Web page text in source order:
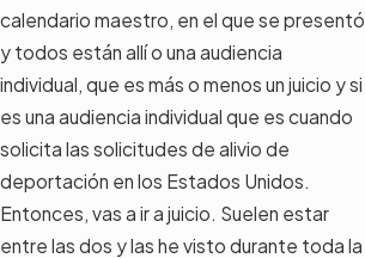
calendario maestro, en el que se presentó
y todos están allí o una audiencia
individual, que es más o menos un juicio y si
es una audiencia individual que es cuando
solicita las solicitudes de alivio de
deportación en los Estados Unidos.
Entonces, vas a ir a juicio. Suelen estar
entre las dos y las he visto durante toda la